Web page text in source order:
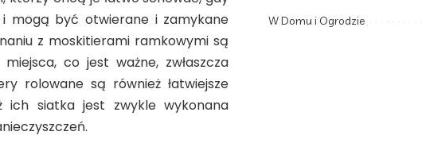
i mogą być otwierane i zamykane
z moskitierami ramkowymi są
co jest ważne, zwłaszcza
rolowane są również łatwiejsze
ich siatka jest zwykle wykonana
W Domu i Ogrodzie